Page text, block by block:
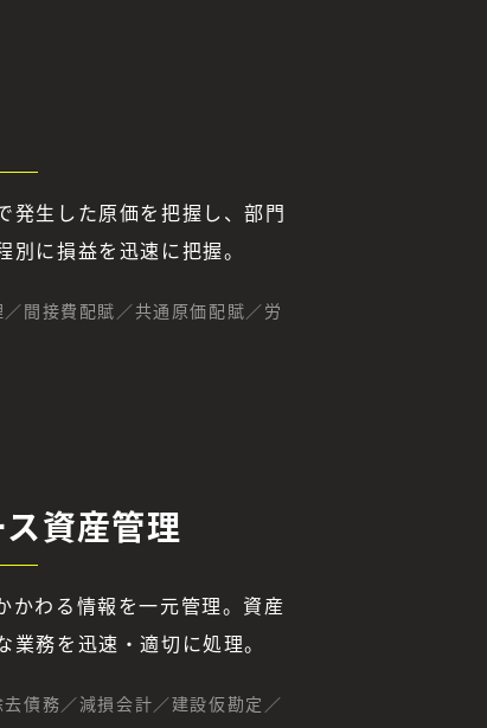
発生した原価を把握し、部門
別に損益を迅速に把握。
間接費配賦／共通原価配賦／労
資産管理
かわる情報を一元管理。資産
業務を迅速・適切に処理。
債務／減損会計／建設仮勘定／